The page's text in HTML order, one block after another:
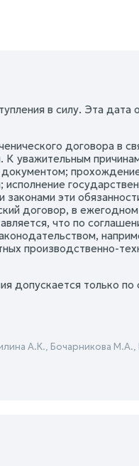
в силу. Эта дата
договора в
уважительным
эти
договор, в
что по
производственно-
допускается только
А.К., Бочарникова М.А.,